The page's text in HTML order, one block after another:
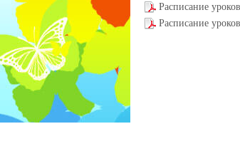
Расписание
Расписание